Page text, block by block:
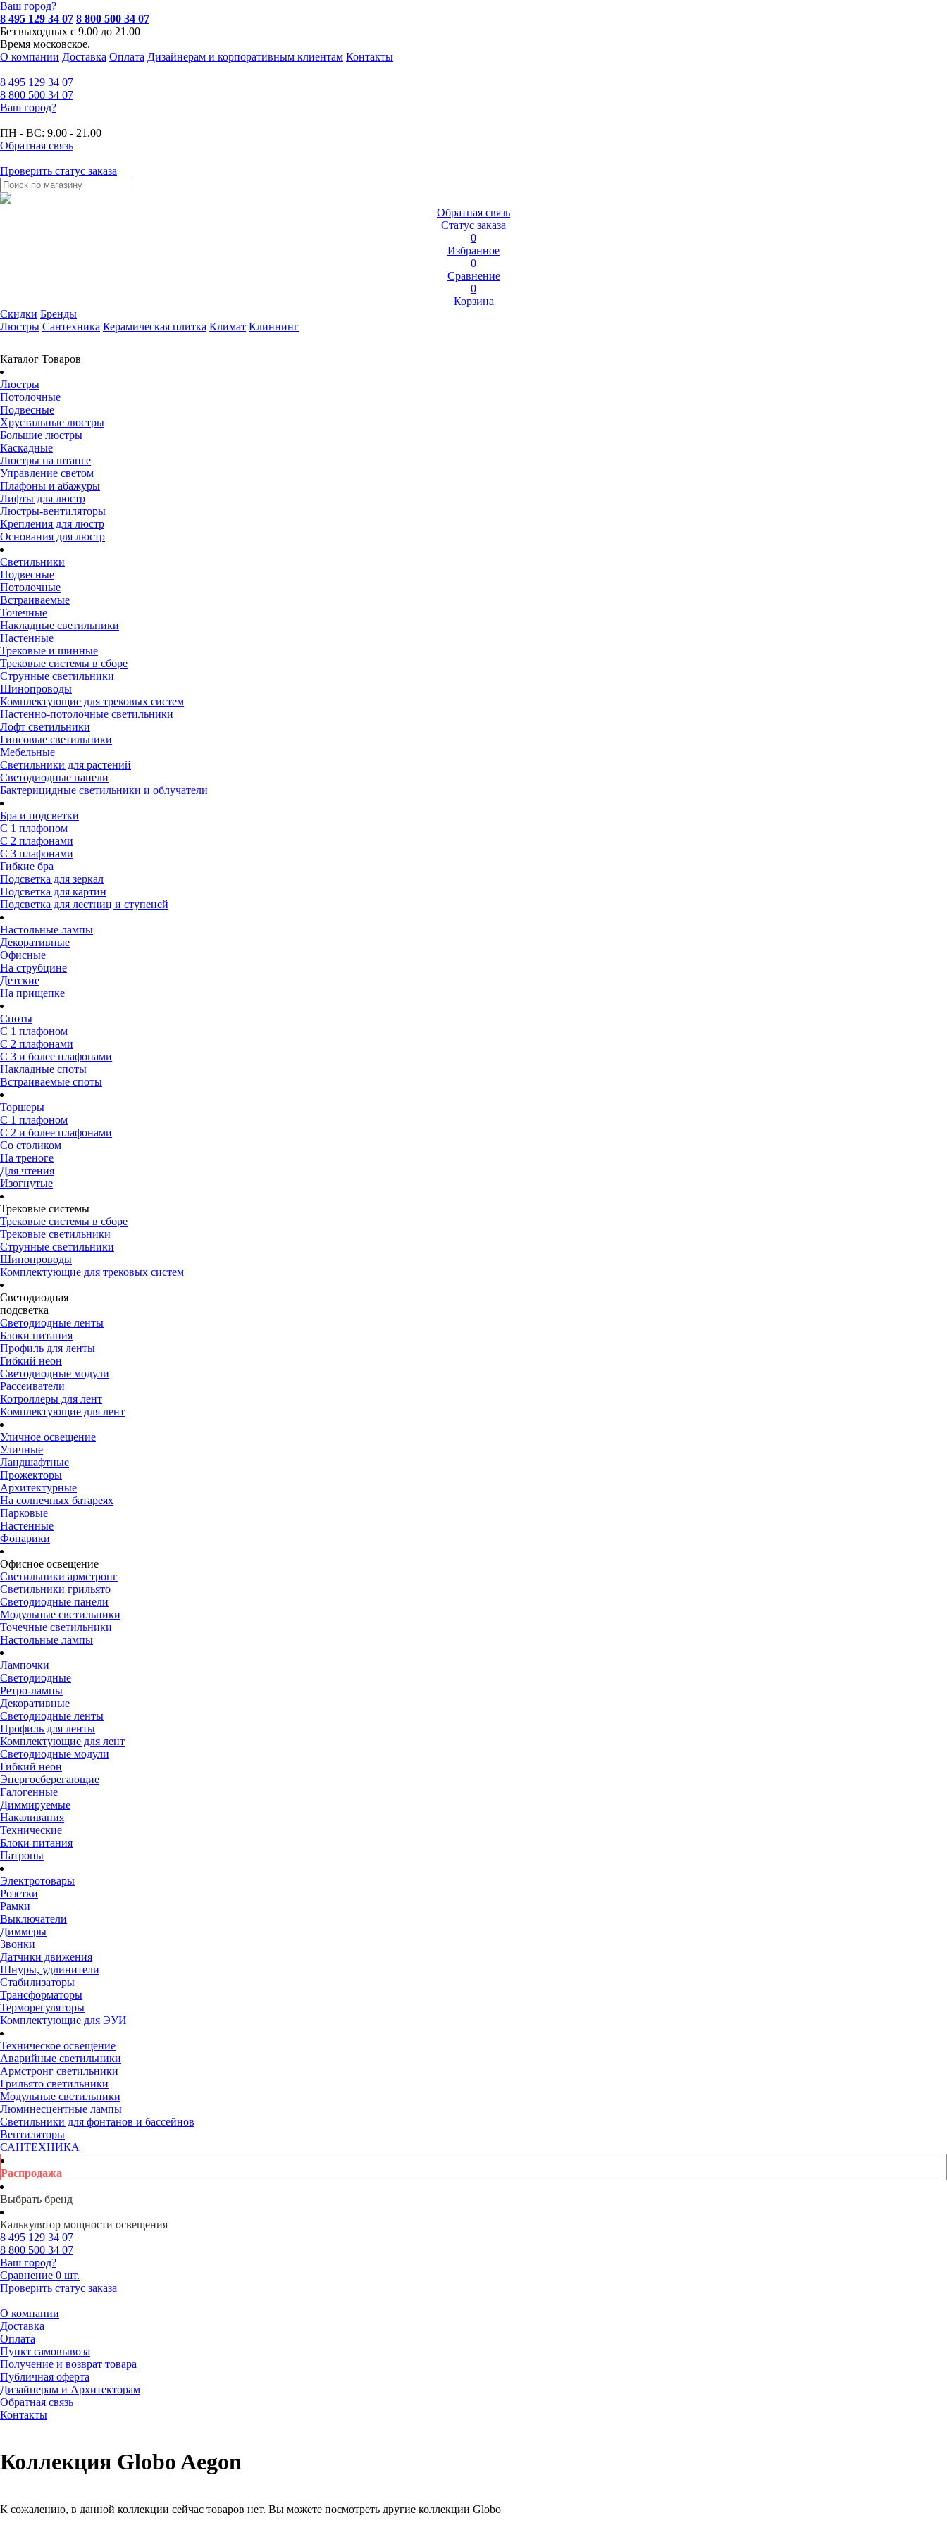
Ваш город?
8 495 129 34 07 8 800 500 34 07
Без выходных с 9.00 до 21.00
Время московское.
О компании Доставка Оплата Дизайнерам и корпоративным клиентам Контакты
8 495 129 34 07
8 800 500 34 07
Ваш город?
ПН - ВС: 9.00 - 21.00
Обратная связь
Проверить статус заказа
Обратная связь
Статус заказа
0
Избранное
0
Сравнение
0
Корзина
Скидки Бренды
Люстры Сантехника Керамическая плитка Климат Клиннинг
Каталог Товаров
Люстры
Потолочные
Подвесные
Хрустальные люстры
Большие люстры
Каскадные
Люстры на штанге
Управление светом
Плафоны и абажуры
Лифты для люстр
Люстры-вентиляторы
Крепления для люстр
Основания для люстр
Светильники
Подвесные
Потолочные
Встраиваемые
Точечные
Накладные светильники
Настенные
Трековые и шинные
Трековые системы в сборе
Струнные светильники
Шинопроводы
Комплектующие для трековых систем
Настенно-потолочные светильники
Лофт светильники
Гипсовые светильники
Мебельные
Светильники для растений
Светодиодные панели
Бактерицидные светильники и облучатели
Бра и подсветки
С 1 плафоном
С 2 плафонами
С 3 плафонами
Гибкие бра
Подсветка для зеркал
Подсветка для картин
Подсветка для лестниц и ступеней
Настольные лампы
Декоративные
Офисные
На струбцине
Детские
На прищепке
Споты
С 1 плафоном
С 2 плафонами
С 3 и более плафонами
Накладные споты
Встраиваемые споты
Торшеры
С 1 плафоном
С 2 и более плафонами
Со столиком
На треноге
Для чтения
Изогнутые
Трековые системы
Трековые системы в сборе
Трековые светильники
Струнные светильники
Шинопроводы
Комплектующие для трековых систем
Светодиодная
подсветка
Светодиодные ленты
Блоки питания
Профиль для ленты
Гибкий неон
Светодиодные модули
Рассеиватели
Котроллеры для лент
Комплектующие для лент
Уличное освещение
Уличные
Ландшафтные
Прожекторы
Архитектурные
На солнечных батареях
Парковые
Настенные
Фонарики
Офисное освещение
Светильники армстронг
Светильники грильято
Светодиодные панели
Модульные светильники
Точечные светильники
Настольные лампы
Лампочки
Светодиодные
Ретро-лампы
Декоративные
Светодиодные ленты
Профиль для ленты
Комплектующие для лент
Светодиодные модули
Гибкий неон
Энергосберегающие
Галогенные
Диммируемые
Накаливания
Технические
Блоки питания
Патроны
Электротовары
Розетки
Рамки
Выключатели
Диммеры
Звонки
Датчики движения
Шнуры, удлинители
Стабилизаторы
Трансформаторы
Терморегуляторы
Комплектующие для ЭУИ
Техническое освещение
Аварийные светильники
Армстронг светильники
Грильято светильники
Модульные светильники
Люминесцентные лампы
Светильники для фонтанов и бассейнов
Вентиляторы
САНТЕХНИКА
Распродажа
Выбрать бренд
Калькулятор мощности освещения
8 495 129 34 07
8 800 500 34 07
Ваш город?
Сравнение 0 шт.
Проверить статус заказа
О компании
Доставка
Оплата
Пункт самовывоза
Получение и возврат товара
Публичная оферта
Дизайнерам и Архитекторам
Обратная связь
Контакты
Коллекция Globo Aegon
К сожалению, в данной коллекции сейчас товаров нет. Вы можете посмотреть другие коллекции Globo